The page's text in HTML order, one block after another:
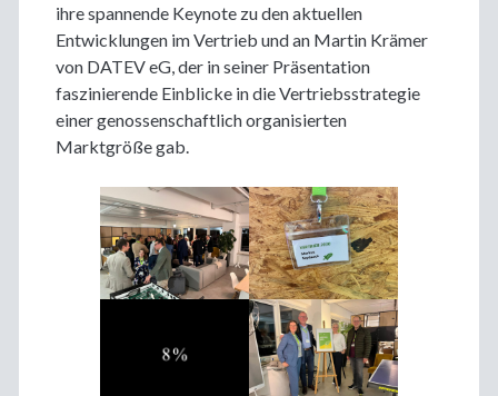
ihre spannende Keynote zu den aktuellen
Entwicklungen im Vertrieb und an Martin Krämer
von DATEV eG, der in seiner Präsentation
faszinierende Einblicke in die Vertriebsstrategie
einer genossenschaftlich organisierten
Marktgröße gab.